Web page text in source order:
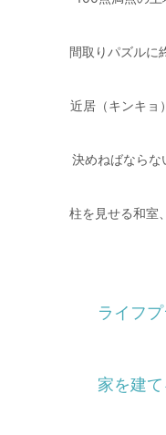
間取りパズルに
近居（キンキョ
決めねばならな
柱を見せる和室
ライフ
家を建